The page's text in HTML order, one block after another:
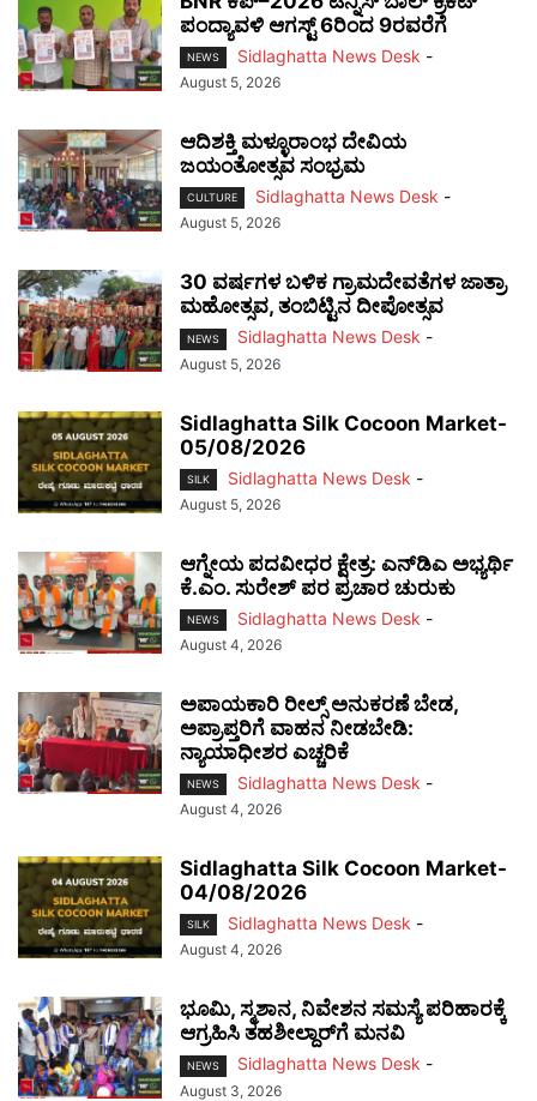
ಪಂದ್ಯಾವಳಿ ಆಗಸ್ಟ್ 6ರಿಂದ 9ರವರೆಗೆ
NEWS Sidlaghatta News Desk -
August 5, 2026
ಆದಿಶಕ್ತಿ ಮಳ್ಳೂರಾಂಭ ದೇವಿಯ
ಜಯಂತೋತ್ಸವ ಸಂಭ್ರಮ
CULTURE Sidlaghatta News Desk -
August 5, 2026
30 ವರ್ಷಗಳ ಬಳಿಕ ಗ್ರಾಮದೇವತೆಗಳ ಜಾತ್ರಾ
ಮಹೋತ್ಸವ, ತಂಬಿಟ್ಟಿನ ದೀಪೋತ್ಸವ
NEWS Sidlaghatta News Desk -
August 5, 2026
Sidlaghatta Silk Cocoon Market-
05/08/2026
SILK Sidlaghatta News Desk -
August 5, 2026
ಆಗ್ನೇಯ ಪದವೀಧರ ಕ್ಷೇತ್ರ: ಎನ್‌ಡಿಎ ಅಭ್ಯರ್ಥಿ
ಕೆ.ಎಂ. ಸುರೇಶ್ ಪರ ಪ್ರಚಾರ ಚುರುಕು
NEWS Sidlaghatta News Desk -
August 4, 2026
ಅಪಾಯಕಾರಿ ರೀಲ್ಸ್ ಅನುಕರಣೆ ಬೇಡ,
ಅಪ್ರಾಪ್ತರಿಗೆ ವಾಹನ ನೀಡಬೇಡಿ:
ನ್ಯಾಯಾಧೀಶರ ಎಚ್ಚರಿಕೆ
NEWS Sidlaghatta News Desk -
August 4, 2026
Sidlaghatta Silk Cocoon Market-
04/08/2026
SILK Sidlaghatta News Desk -
August 4, 2026
ಭೂಮಿ, ಸ್ಮಶಾನ, ನಿವೇಶನ ಸಮಸ್ಯೆ ಪರಿಹಾರಕ್ಕೆ
ಆಗ್ರಹಿಸಿ ತಹಶೀಲ್ದಾರ್‌ಗೆ ಮನವಿ
NEWS Sidlaghatta News Desk -
August 3, 2026